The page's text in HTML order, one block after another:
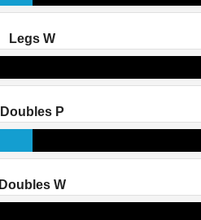
Legs W
Doubles P
Doubles W